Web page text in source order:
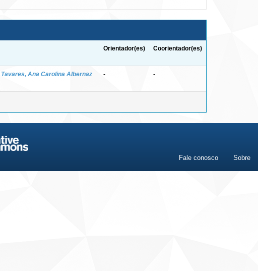
Orientador(es) Coorientador(es)
Tavares, Ana Carolina Albernaz
- -
Fale conosco Sobre